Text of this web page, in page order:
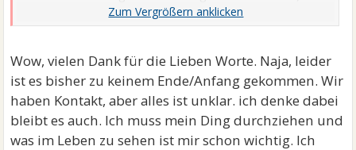
Irgendwie kann ich ihn da sogar verstehen, dass er
lange Zeit sieht und was alles passieren kann. Und ja:
Manchmal brauchen Männer etwas länger....)!
2. Das größere Problem - und das kann ich nur aus der
Ferne einschätzen - ist tatsächlich, dass er sich an
Deiner Seite vielleicht klein und unbedeutend
Wow, vielen Dank für die Lieben Worte. Naja, leider
ist es bisher zu keinem Ende/Anfang gekommen. Wir
haben Kontakt, aber alles ist unklar. ich denke dabei
bleibt es auch. Ich muss mein Ding durchziehen und
was im Leben zu sehen ist mir schon wichtig. Ich